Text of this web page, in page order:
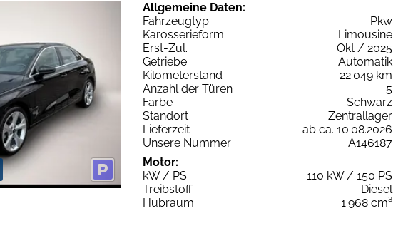
Allgemeine Daten:
Fahrzeugtyp
Pkw
Karosserieform
Limousine
Erst-Zul.
Okt / 2025
Getriebe
Automatik
Kilometerstand
22.049 km
Anzahl der Türen
5
Farbe
Schwarz
Standort
Zentrallager
Lieferzeit
ab ca. 10.08.2026
Unsere Nummer
A146187
Motor:
kW / PS
110 kW / 150 PS
Treibstoff
Diesel
Hubraum
1.968 cm³